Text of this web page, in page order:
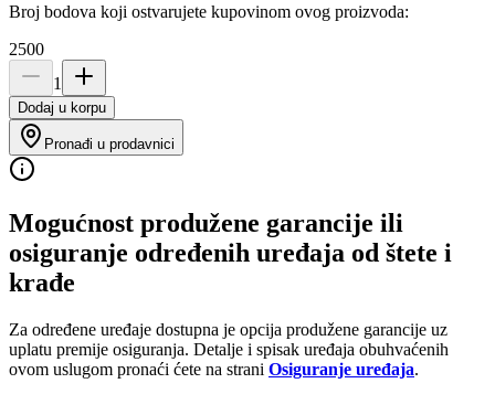
Broj bodova koji ostvarujete kupovinom ovog proizvoda:
2500
1
Dodaj u korpu
Pronađi u prodavnici
Mogućnost produžene garancije ili
osiguranje određenih uređaja od štete i
krađe
Za određene uređaje dostupna je opcija produžene garancije uz
uplatu premije osiguranja. Detalje i spisak uređaja obuhvaćenih
ovom uslugom pronaći ćete na strani Osiguranje uređaja.